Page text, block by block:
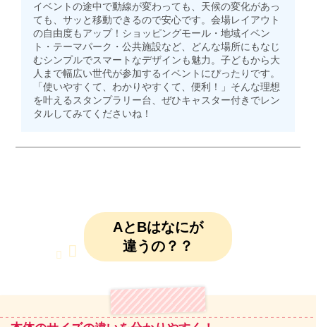
イベントの途中で動線が変わっても、天候の変化があっ
ても、サッと移動できるので安心です。会場レイアウト
の自由度もアップ！ショッピングモール・地域イベン
ト・テーマパーク・公共施設など、どんな場所にもなじ
むシンプルでスマートなデザインも魅力。子どもから大
人まで幅広い世代が参加するイベントにぴったりです。
「使いやすくて、わかりやすくて、便利！」そんな理想
を叶えるスタンプラリー台、ぜひキャスター付きでレン
タルしてみてくださいね！
AとBはなにが
違うの？？